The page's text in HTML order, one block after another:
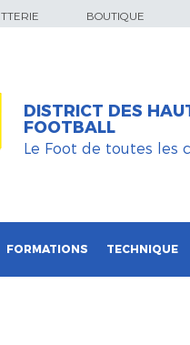
BOUTIQUE
DISTRICT DES
FOOTBALL
Le Foot de toutes les
FORMATIONS TECHNIQUE